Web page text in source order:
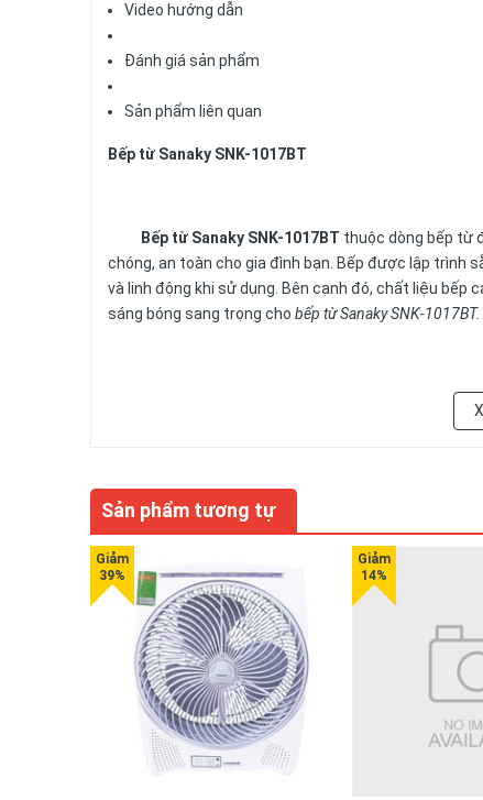
Video hướng dẫn
Đánh giá sản phẩm
Sản phẩm liên quan
Bếp từ Sanaky SNK-1017BT
Bếp từ Sanaky SNK-1017BT thuộc dòng bếp từ
chóng, an toàn cho gia đình bạn. Bếp được lập trình
và linh động khi sử dụng. Bên cạnh đó, chất liệu bếp
sáng bóng sang trọng cho bếp từ Sanaky SNK-1017BT.
Chất liệu cao cấp siêu bền:
một chiếc khăn ẩm là bạn có thể làm sạch những
bếp bằng nhựa nên rất bền, cách nhiệt và cách điện
Màn hình LED và bảng điều khiển hiện đại:
nhạy, dễ dàng điều chỉnh các chức năng của bếp.
Sản phẩm tương tự